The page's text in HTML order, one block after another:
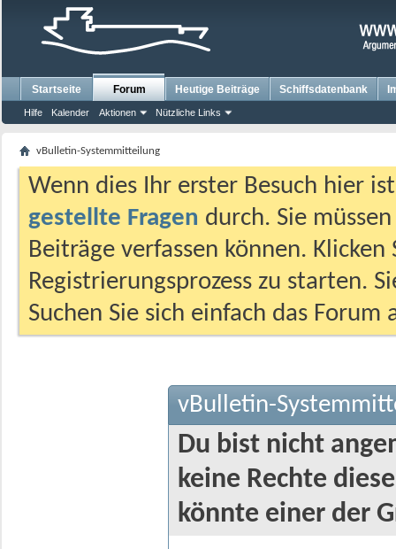
Startseite Forum
Hilfe Kalender Aktionen Nützliche Links
Heutige Beiträge Schiffsdatenbank
vBulletin-Systemmitteilung
Wenn dies Ihr erster Besuch hier
gestellte Fragen durch. Sie
Beiträge verfassen können.
Registrierungsprozess zu starten.
Suchen Sie sich einfach das
vBulletin-
Du bist nicht
keine Rechte
könnte einer der